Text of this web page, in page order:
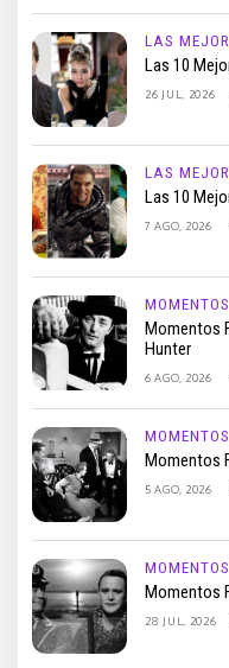
LAS
Las 10
26 JUL, 2026
LAS
Las 10
7 AGO, 2026
Momentos
Hunter
6 AGO, 2026
Momentos
5 AGO, 2026
Momentos
28 JUL, 2026